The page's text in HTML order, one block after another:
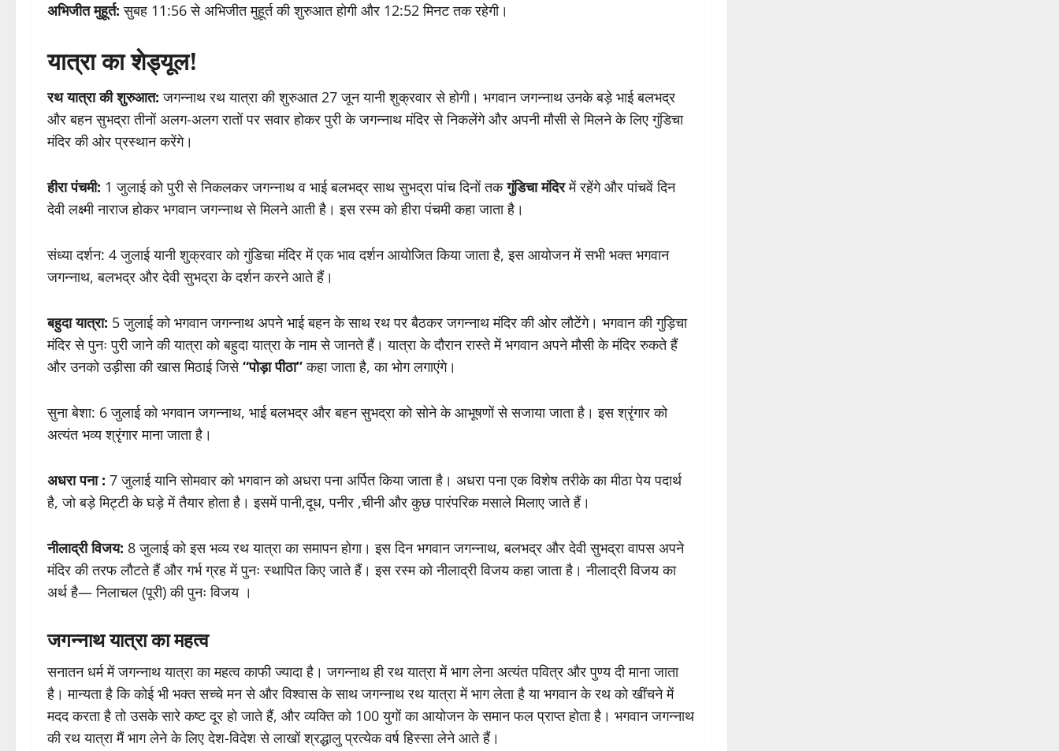
अभिजीत मुहूर्त: सुबह 11:56 से अभिजीत मुहूर्त की शुरुआत होगी और 12:52 मिनट तक रहेगी।
यात्रा का शेड्यूल!
रथ यात्रा की शुरुआत: जगन्नाथ रथ यात्रा की शुरुआत 27 जून यानी शुक्रवार से होगी। भगवान जगन्नाथ उनके बड़े भाई बलभद्र
और बहन सुभद्रा तीनों अलग-अलग रातों पर सवार होकर पुरी के जगन्नाथ मंदिर से निकलेंगे और अपनी मौसी से मिलने के लिए गुंडिचा
मंदिर की ओर प्रस्थान करेंगे।
हीरा पंचमी: 1 जुलाई को पुरी से निकलकर जगन्नाथ व भाई बलभद्र साथ सुभद्रा पांच दिनों तकगुंडिचा मंदिरमें रहेंगे और पांचवें दिन
देवी लक्ष्मी नाराज होकर भगवान जगन्नाथ से मिलने आती है। इस रस्म को हीरा पंचमी कहा जाता है।
संध्या दर्शन: 4 जुलाई यानी शुक्रवार को गुंडिचा मंदिर में एक भाव दर्शन आयोजित किया जाता है, इस आयोजन में सभी भक्त भगवान
जगन्नाथ, बलभद्र और देवी सुभद्रा के दर्शन करने आते हैं।
बहुदा यात्रा: 5 जुलाई को भगवान जगन्नाथ अपने भाई बहन के साथ रथ पर बैठकर जगन्नाथ मंदिर की ओर लौटेंगे। भगवान की गुड़िचा
मंदिर से पुनः पुरी जाने की यात्रा को बहुदा यात्रा के नाम से जानते हैं। यात्रा के दौरान रास्ते में भगवान अपने मौसी के मंदिर रुकते हैं
और उनको उड़ीसा की खास मिठाई जिसे“पोड़ा पीठा”कहा जाता है, का भोग लगाएंगे।
सुना बेशा: 6 जुलाई को भगवान जगन्नाथ, भाई बलभद्र और बहन सुभद्रा को सोने के आभूषणों से सजाया जाता है। इस श्रृंगार को
अत्यंत भव्य श्रृंगार माना जाता है।
अधरा पना : 7 जुलाई यानि सोमवार को भगवान को अधरा पना अर्पित किया जाता है। अधरा पना एक विशेष तरीके का मीठा पेय पदार्थ
है, जो बड़े मिट्टी के घड़े में तैयार होता है। इसमें पानी,दूध, पनीर ,चीनी और कुछ पारंपरिक मसाले मिलाए जाते हैं।
नीलाद्री विजय: 8 जुलाई को इस भव्य रथ यात्रा का समापन होगा। इस दिन भगवान जगन्नाथ, बलभद्र और देवी सुभद्रा वापस अपने
मंदिर की तरफ लौटते हैं और गर्भ ग्रह में पुनः स्थापित किए जाते हैं। इस रस्म को नीलाद्री विजय कहा जाता है। नीलाद्री विजय का
अर्थ है— निलाचल (पूरी) की पुनः विजय ।
जगन्नाथ यात्रा का महत्व
सनातन धर्म में जगन्नाथ यात्रा का महत्व काफी ज्यादा है। जगन्नाथ ही रथ यात्रा में भाग लेना अत्यंत पवित्र और पुण्य दी माना जाता
है। मान्यता है कि कोई भी भक्त सच्चे मन से और विश्वास के साथ जगन्नाथ रथ यात्रा में भाग लेता है या भगवान के रथ को खींचने में
मदद करता है तो उसके सारे कष्ट दूर हो जाते हैं, और व्यक्ति को 100 युगों का आयोजन के समान फल प्राप्त होता है। भगवान जगन्नाथ
की रथ यात्रा मैं भाग लेने के लिए देश-विदेश से लाखों श्रद्धालु प्रत्येक वर्ष हिस्सा लेने आते हैं।